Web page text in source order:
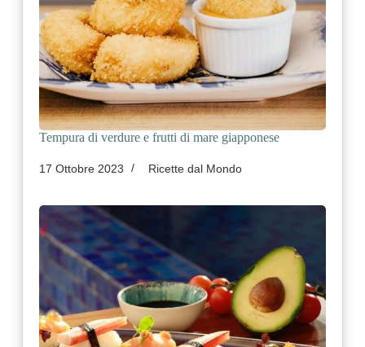
Tempura di verdure e frutti di mare giapponese
17 Ottobre 2023 Ricette dal Mondo